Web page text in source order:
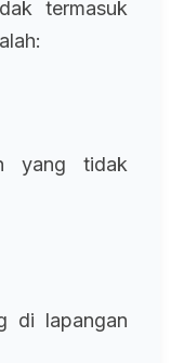
termasuk
yang tidak
di lapangan